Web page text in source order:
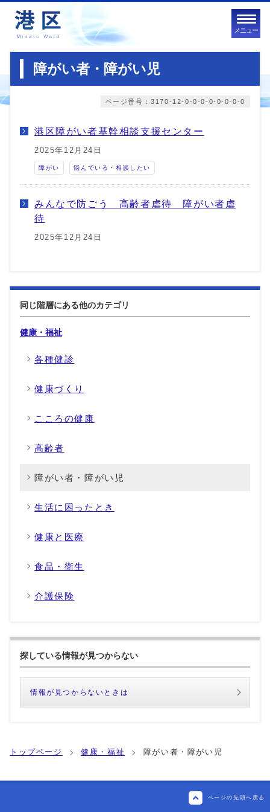
メニュー
障がい者・障がい児
ページ番号：3170-12-0-0-0-0-0-0-0-0
港区障がい者基幹相談支援センター
2025年12月24日
障がい 悩んでいる・相談したい
みんなで防ごう 高齢者虐待 障がい者虐
待
2025年12月24日
同じ階層にある他のカテゴリ
健康・福祉
各種健診
健康づくり
こころの健康
高齢者
障がい者・障がい児
生活に困ったとき
健康と医療
食品・衛生
介護保険
探している情報が見つからない
情報が見つからないときは
トップページ 健康・福祉 障がい者・障がい児
ページの先頭へ戻る